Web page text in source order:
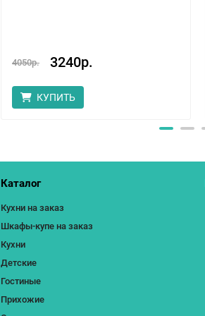
4050р. 3240р.
КУПИТЬ
Каталог
Кухни на заказ
Шкафы-купе на заказ
Кухни
Детские
Гостиные
Прихожие